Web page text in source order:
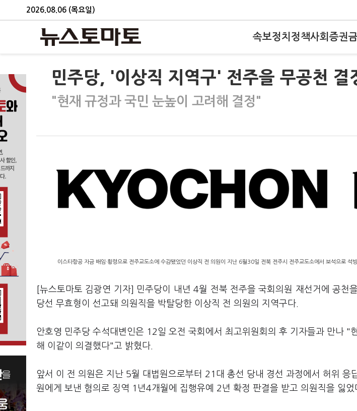
2026.08.06 (목요일)
속보정치 정책사회 증권
민주당, '이상직 지역구' 전주을 무공천 결
"현재 규정과 국민 눈높이 고려해 결정"
이스타항공 자금 배임·횡령으로 전주교도소에 수감됐었던 이상직 전 의원이 지난 6월30일 전북 전주시 전주교도소에서 보석으로 석
[뉴스토마토 김광연 기자] 민주당이 내년 4월 전북 전주을 국회의원 재선거에 공천
당선 무효형이 선고돼 의원직을 박탈당한 이상직 전 의원의 지역구다.
안호영 민주당 수석대변인은 12일 오전 국회에서 최고위원회의 후 기자들과 만나 "
해 이같이 의결했다"고 밝혔다.
앞서 이 전 의원은 지난 5월 대법원으로부터 21대 총선 당내 경선 과정에서 허위 응
원에게 보낸 혐의로 징역 1년4개월에 집행유예 2년 확정 판결을 받고 의원직을 잃었